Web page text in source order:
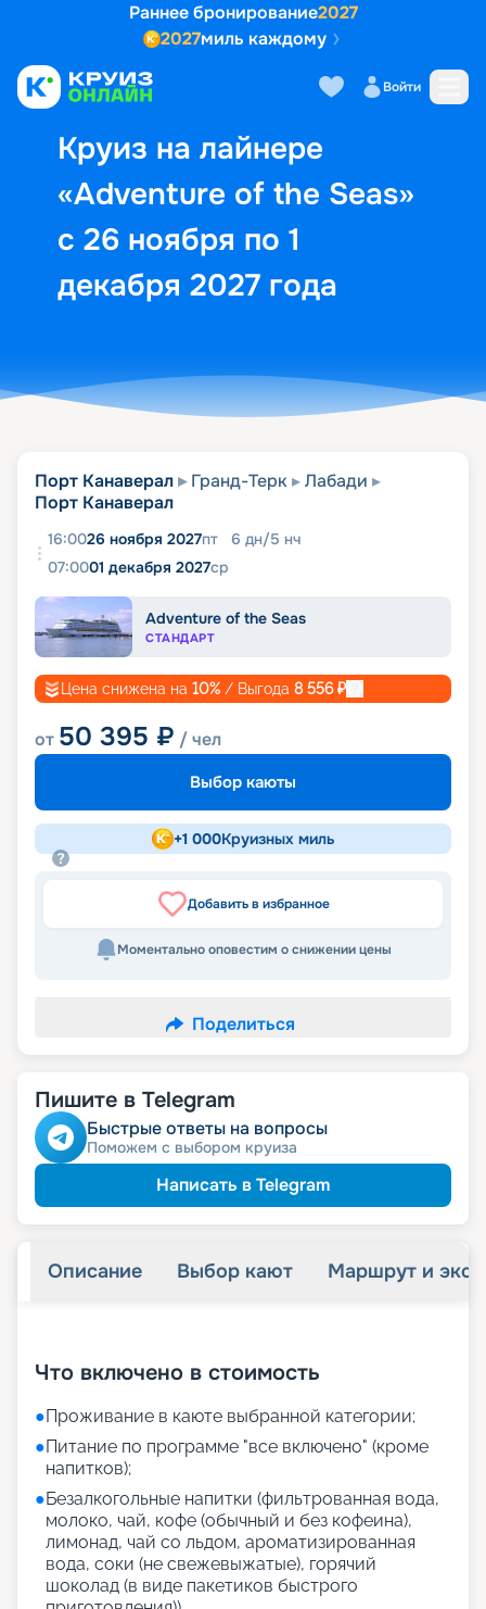
Раннее бронирование2027
2027миль каждому
Войти
Круиз на лайнере
«Adventure of the Seas»
с 26 ноября по 1
декабря 2027 года
Выбор кают Маршрут и
Порт Канаверал Гранд-Терк
Лабади
Порт Канаверал
16:0026 ноября 2027пт 6 дн/5 нч
07:0001 декабря 2027ср
Adventure of the Seas
СТАНДАРТ
Цена снижена на 10% / Выгода 8 556₽
от 50 395 ₽ / чел
Выбор каюты
+1 000Круизных миль
Добавить в избранное
Моментально оповестим о снижении цены
Поделиться
Пишите в Telegram
Быстрые ответы на вопросы
Поможем с выбором круиза
Написать в Telegram
Описание Выбор кают Маршрут и
Что включено в стоимость
●Проживание в каюте выбранной категории;
●Питание по программе "все включено" (кроме
напитков);
●Безалкогольные напитки (фильтрованная вода,
молоко, чай, кофе (обычный и без кофеина),
лимонад, чай со льдом, ароматизированная
вода, соки (не свежевыжатые), горячий
шоколад (в виде пакетиков быстрого